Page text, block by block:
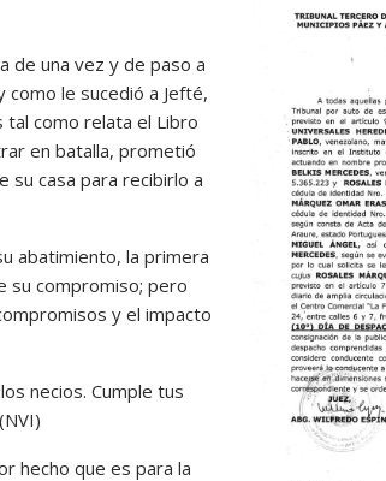
de una vez y de paso a
le sucedió a Jefté,
como relata el Libro
en batalla, prometió
su casa para recibirlo a
abatimiento, la primera
su compromiso; pero
y el impacto
necios. Cumple tus
hecho que es para la